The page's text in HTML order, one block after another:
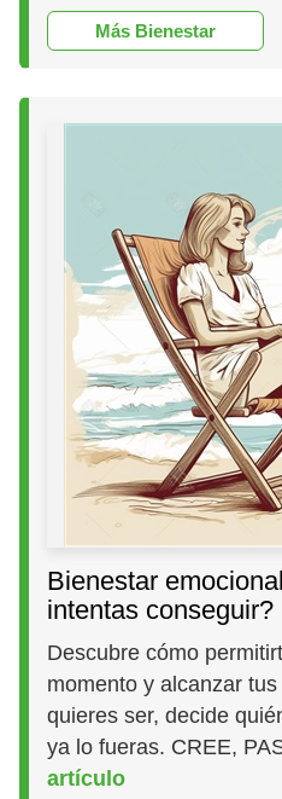
Más Bienestar
Bienestar
intentas conseguir?
Descubre cómo
momento y alcanzar
quieres ser, decide
ya lo fueras. CREE,
artículo